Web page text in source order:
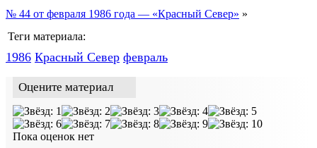
№ 44 от февраля 1986 года — «Красный Север» »
Теги материала:
1986 Красный Cевер февраль
Оцените материал
Пока оценок нет